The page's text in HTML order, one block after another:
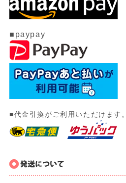
■paypay
■代金引換がご利用いただけます。